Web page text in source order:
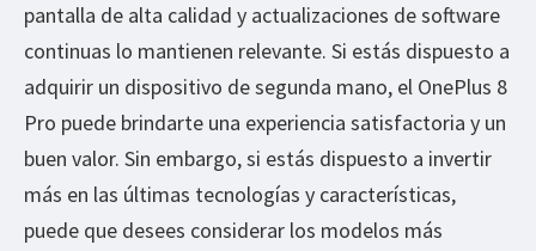
pantalla de alta calidad y actualizaciones de software
continuas lo mantienen relevante. Si estás dispuesto a
adquirir un dispositivo de segunda mano, el OnePlus 8
Pro puede brindarte una experiencia satisfactoria y un
buen valor. Sin embargo, si estás dispuesto a invertir
más en las últimas tecnologías y características,
puede que desees considerar los modelos más